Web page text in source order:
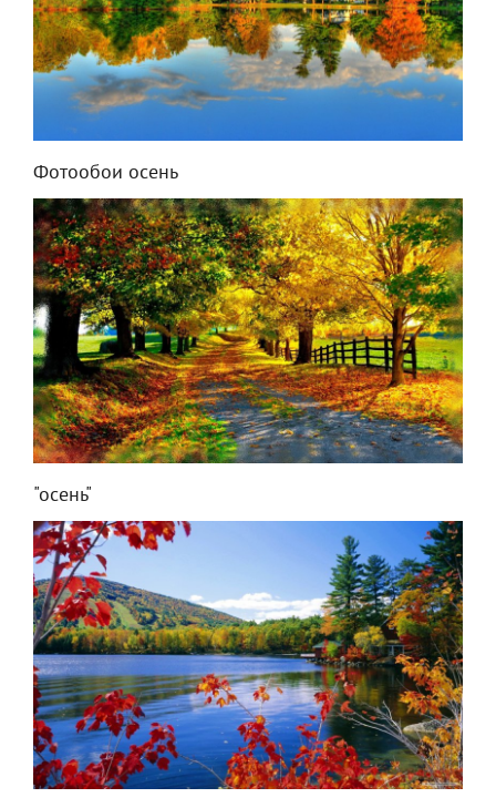
Фотообои осень
"осень"